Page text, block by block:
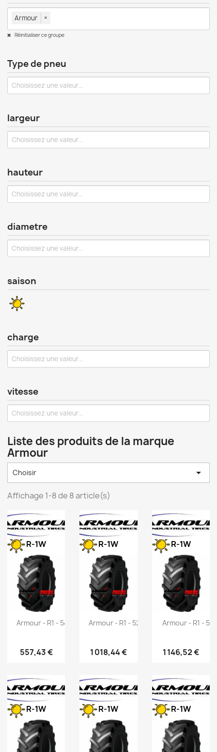
Armour ×
Réinitialiser ce groupe
Type de pneu
largeur
hauteur
diametre
saison
charge
vitesse
Liste des produits de la marque
Armour
Choisir 
Affichage 1-8 de 8 article(s)
R-1W
Armour - R1 - 540/65 R24 140D
557,43 €
R-1W
Armour - R1 - 520/85 R42 157A8
1 018,44 €
R-1W
Armour - R1 -
1 146,52 €
R-1W R-1W R-1W